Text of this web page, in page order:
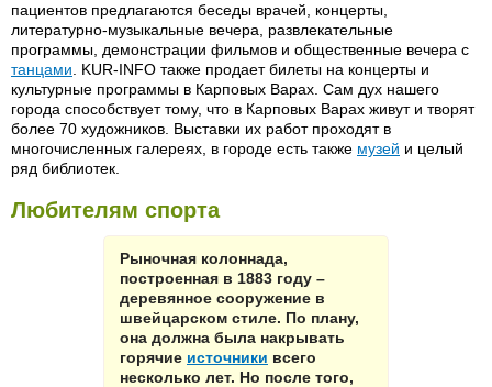
пациентов предлагаются беседы врачей, концерты,
литературно-музыкальные вечера, развлекательные
программы, демонстрации фильмов и общественные вечера с
танцами . KUR-INFO также продает билеты на концерты и
культурные программы в Карповых Варах. Сам дух нашего
города способствует тому, что в Карповых Варах живут и творят
более 70 художников. Выставки их работ проходят в
многочисленных галереях, в городе есть также музей и целый
ряд библиотек.
Любителям спорта
Рыночная колоннада,
построенная в 1883 году –
деревянное сооружение в
швейцарском стиле. По плану,
она должна была накрывать
горячие источники всего
несколько лет. Но после того,